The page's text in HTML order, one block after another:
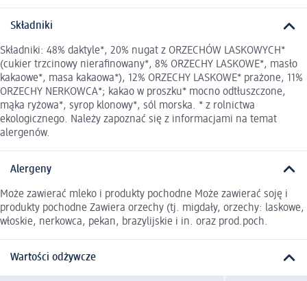
Składniki
Składniki: 48% daktyle*, 20% nugat z ORZECHÓW LASKOWYCH*
(cukier trzcinowy nierafinowany*, 8% ORZECHY LASKOWE*, masło
kakaowe*, masa kakaowa*), 12% ORZECHY LASKOWE* prażone, 11%
ORZECHY NERKOWCA*; kakao w proszku* mocno odtłuszczone,
mąka ryżowa*, syrop klonowy*, sól morska. * z rolnictwa
ekologicznego. Należy zapoznać się z informacjami na temat
alergenów.
Alergeny
Może zawierać mleko i produkty pochodne Może zawierać soję i
produkty pochodne Zawiera orzechy (tj. migdały, orzechy: laskowe,
włoskie, nerkowca, pekan, brazylijskie i in. oraz prod.poch.
Wartości odżywcze